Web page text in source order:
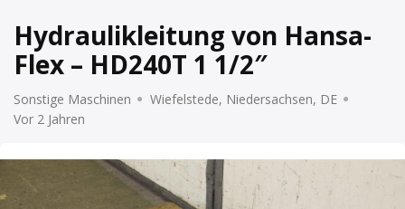
Hydraulikleitung von Hansa-
Flex – HD240T 1 1/2″
Sonstige Maschinen
Wiefelstede, Niedersachsen, DE
Vor 2 Jahren